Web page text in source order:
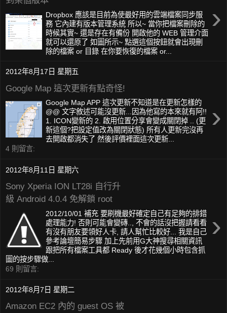
›
Dropbox 應該是目前為使最好用的雲端檔案同步服
務 它內建有版本管理系統 所以~ 當你把檔案刪除的
時候其實~ 還是存在有備份 開啟他的 WEB 管理介面
就可以還原了 如圖所示~ 點選這個按鈕就會出現刪
除的檔案 or 目錄 在你要恢復的檔案 or...
2012年8月17日 星期五
Google Map 這次更新有點奇怪!
›
Google Map APP 這次更新不知道是在更新怎樣的
@@ 文字敘述可能沒更新...因為他寫的本來就有阿!!
1. ICON變新的 2. 啟用位置分享會變成關閉掉 .. (更
新這個?把設定值改為關閉狀態) 所有人更新完沒再
去開啟都消失了 然後評價裡面這次更新...
4 則留言:
2012年8月11日 星期六
Sony Xperia ION LT28i 自行升
級 Android 4.0.4 免解鎖 root
›
2012/10/01 補充 要刷機最好確定自己有足夠的排錯
處理能力! 否則可能會變磚.., 不會的話沒把握請看看
有沒有朋友要領好人卡, 請人幫忙比較好... 我是自己
參考論壇簡易步驟 加上先前用G大神搜尋相關資訊
跟把所有檔案工具都 Ready 後才花幾個小時包含抓
圖的按步驟做...
69 則留言:
2012年8月7日 星期二
Amazon EC2 內的 guest OS 被